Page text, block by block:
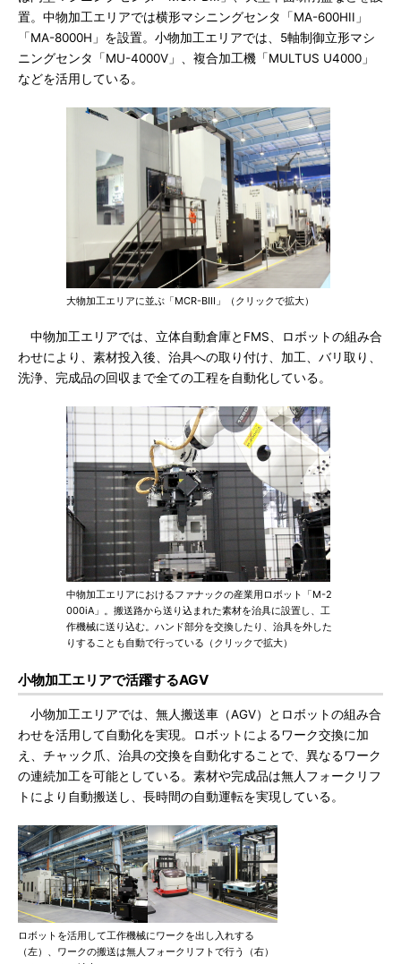
置。中物加工エリアでは横形マシニングセンタ「MA-600HII」
「MA-8000H」を設置。小物加工エリアでは、5軸制御立形マシ
ニングセンタ「MU-4000V」、複合加工機「MULTUS U4000」
などを活用している。
大物加工エリアに並ぶ「MCR-BIII」（クリックで拡大）
中物加工エリアでは、立体自動倉庫とFMS、ロボットの組み合
わせにより、素材投入後、治具への取り付け、加工、バリ取り、
洗浄、完成品の回収まで全ての工程を自動化している。
中物加工エリアにおけるファナックの産業用ロボット「M-2
000iA」。搬送路から送り込まれた素材を治具に設置し、工
作機械に送り込む。ハンド部分を交換したり、治具を外した
りすることも自動で行っている（クリックで拡大）
小物加工エリアで活躍するAGV
小物加工エリアでは、無人搬送車（AGV）とロボットの組み合
わせを活用して自動化を実現。ロボットによるワーク交換に加
え、チャック爪、治具の交換を自動化することで、異なるワーク
の連続加工を可能としている。素材や完成品は無人フォークリフ
トにより自動搬送し、長時間の自動運転を実現している。
ロボットを活用して工作機械にワークを出し入れする
（左）、ワークの搬送は無人フォークリフトで行う（右）